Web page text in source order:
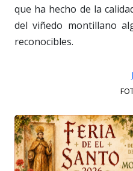
que ha hecho de la
del viñedo montillano
reconocibles.